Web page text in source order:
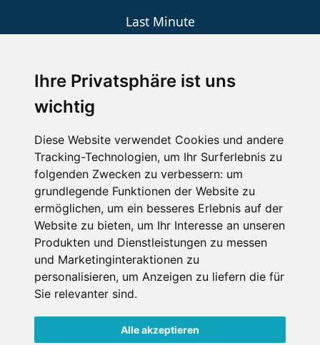
Ihre Privatsphäre ist uns
wichtig
Diese Website verwendet Cookies und andere
Tracking-Technologien, um Ihr Surferlebnis zu
folgenden Zwecken zu verbessern: um
grundlegende Funktionen der Website zu
ermöglichen, um ein besseres Erlebnis auf der
Website zu bieten, um Ihr Interesse an unseren
Produkten und Dienstleistungen zu messen
und Marketinginteraktionen zu
personalisieren, um Anzeigen zu liefern die für
Sie relevanter sind.
Alle akzeptieren
Last Minute
Wellness
SCHNEEHÖHEN SKI APP
Die Schneehoehen Ski APP für iOS und Android - Ein
Muss für alle Wintersportler und Schneefreaks!
Impressum Datenschutz